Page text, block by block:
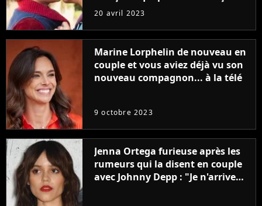
sans être super ringarde
20 avril 2023
Marine Lorphelin de nouveau en
couple et vous aviez déjà vu son
nouveau compagnon... à la télé
9 octobre 2023
Jenna Ortega furieuse après les
rumeurs qui la disent en couple
avec Johnny Depp : "Je n'arrive